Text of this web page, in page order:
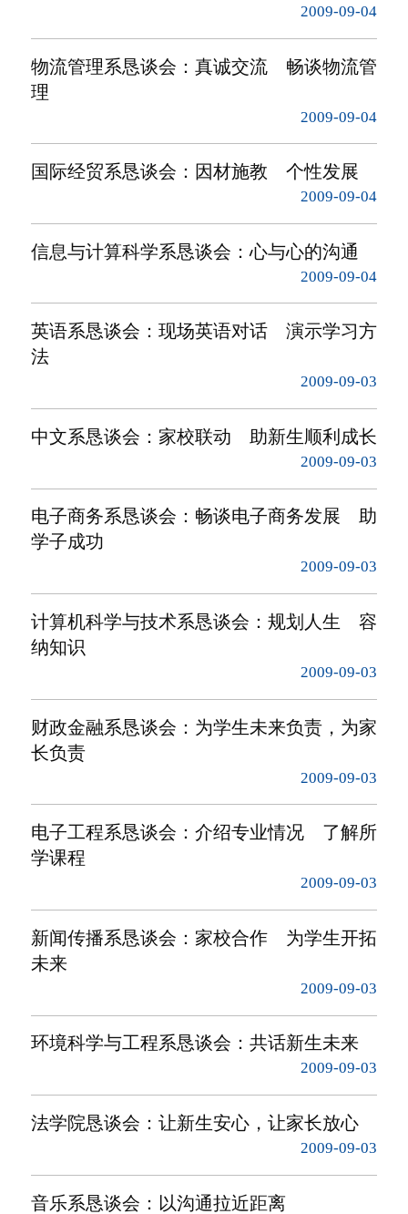
2009-09-04
物流管理系恳谈会：真诚交流 畅谈物流管
理
2009-09-04
国际经贸系恳谈会：因材施教 个性发展
2009-09-04
信息与计算科学系恳谈会：心与心的沟通
2009-09-04
英语系恳谈会：现场英语对话 演示学习方
法
2009-09-03
中文系恳谈会：家校联动 助新生顺利成长
2009-09-03
电子商务系恳谈会：畅谈电子商务发展 助
学子成功
2009-09-03
计算机科学与技术系恳谈会：规划人生 容
纳知识
2009-09-03
财政金融系恳谈会：为学生未来负责，为家
长负责
2009-09-03
电子工程系恳谈会：介绍专业情况 了解所
学课程
2009-09-03
新闻传播系恳谈会：家校合作 为学生开拓
未来
2009-09-03
环境科学与工程系恳谈会：共话新生未来
2009-09-03
法学院恳谈会：让新生安心，让家长放心
2009-09-03
音乐系恳谈会：以沟通拉近距离